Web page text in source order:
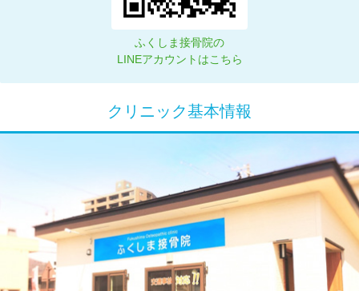
ふくしま接骨院の
LINEアカウントはこちら
クリニック基本情報